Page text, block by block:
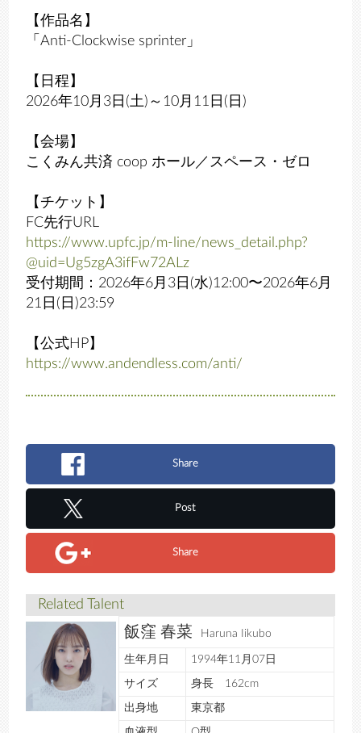
【作品名】
「Anti-Clockwise sprinter」
【日程】
2026年10月3日(土)～10月11日(日)
【会場】
こくみん共済 coop ホール／スペース・ゼロ
【チケット】
FC先行URL
https://www.upfc.jp/m-line/news_detail.php?
@uid=Ug5zgA3ifFw72ALz
受付期間：2026年6月3日(水)12:00〜2026年6月
21日(日)23:59
【公式HP】
https://www.andendless.com/anti/
Share
Post
Share
Related Talent
飯窪 春菜 Haruna Iikubo
生年月日 1994年11月07日
サイズ 身長 162cm
出身地 東京都